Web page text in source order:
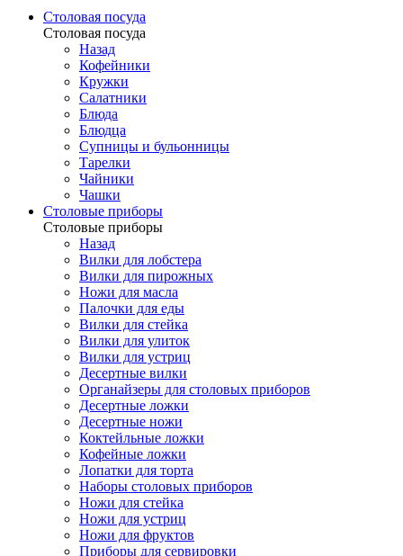
Столовая посуда
Столовая посуда
Назад
Кофейники
Кружки
Салатники
Блюда
Блюдца
Супницы и бульонницы
Тарелки
Чайники
Чашки
Cтоловые приборы
Cтоловые приборы
Назад
Вилки для лобстера
Вилки для пирожных
Ножи для масла
Палочки для еды
Вилки для стейка
Вилки для улиток
Вилки для устриц
Десертные вилки
Органайзеры для столовых приборов
Десертные ложки
Десертные ножи
Коктейльные ложки
Кофейные ложки
Лопатки для торта
Наборы столовых приборов
Ножи для стейка
Ножи для устриц
Ножи для фруктов
Приборы для сервировки